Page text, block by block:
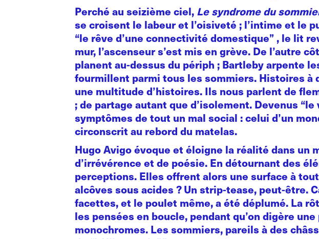
Perché au seizième ciel, Le syndrome du
se croisent le labeur et l’oisiveté ; l’intime et le
“le rêve d’une connectivité domestique” , le lit
mur, l’ascenseur s’est mis en grève. De l’autre
planent au-dessus du périph ; Bartleby arpente
fourmillent parmi tous les sommiers. Histoires
une multitude d’histoires. Ils nous parlent de
; de partage autant que d’isolement. Devenus
symptômes de tout un mal social : celui d’un
circonscrit au rebord du matelas.
Hugo Avigo évoque et éloigne la réalité dans un
d’irrévérence et de poésie. En détournant des
perceptions. Elles offrent alors une surface à
alcôves sous acides ? Un strip-tease, peut-être.
facettes, et le poulet même, a été déplumé. La
les pensées en boucle, pendant qu’on digère
monochromes. Les sommiers, pareils à des